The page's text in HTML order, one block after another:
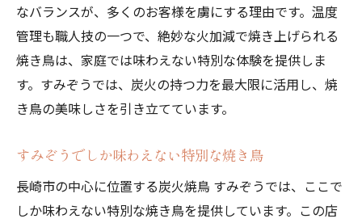
なバランスが、多くのお客様を虜にする理由です。温度
管理も職人技の一つで、絶妙な火加減で焼き上げられる
焼き鳥は、家庭では味わえない特別な体験を提供しま
す。すみぞうでは、炭火の持つ力を最大限に活用し、焼
き鳥の美味しさを引き立てています。
すみぞうでしか味わえない特別な焼き鳥
長崎市の中心に位置する炭火焼鳥 すみぞうでは、ここで
しか味わえない特別な焼き鳥を提供しています。この店